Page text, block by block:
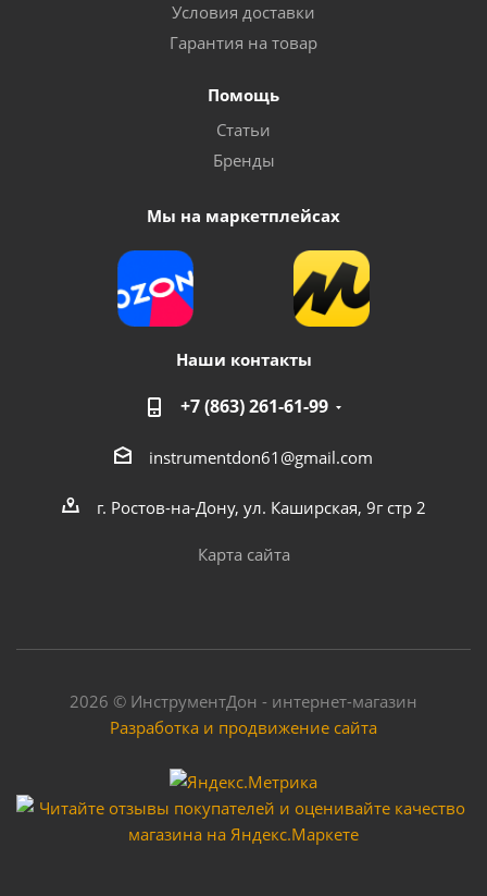
Условия доставки
Гарантия на товар
Помощь
Статьи
Бренды
Мы на маркетплейсах
Наши контакты
+7 (863) 261-61-99
instrumentdon61@gmail.com
г. Ростов-на-Дону, ул. Каширская, 9г стр 2
Карта сайта
2026 © ИнструментДон - интернет-магазин
Разработка и продвижение сайта